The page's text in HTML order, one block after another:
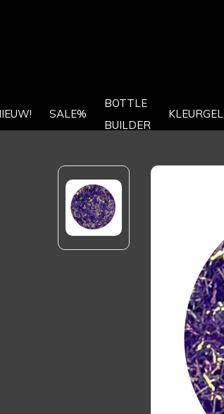
SALE%
BOTTLE
BUILDER
KLEURGEL